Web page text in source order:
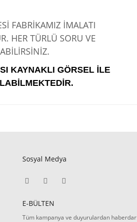
FABRİKAMIZ İMALATI
HER TÜRLÜ SORU VE
KAYNAKLI GÖRSEL İLE
Sosyal Medya
E-BÜLTEN
Tüm kampanya ve duyurulardan haberdar